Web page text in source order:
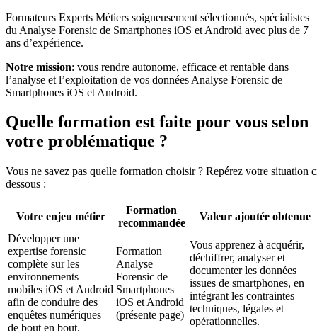
Formateurs Experts Métiers soigneusement sélectionnés, spécialistes
du Analyse Forensic de Smartphones iOS et Android avec plus de 7
ans d’expérience.
Notre mission: vous rendre autonome, efficace et rentable dans
l’analyse et l’exploitation de vos données Analyse Forensic de
Smartphones iOS et Android.
Quelle formation est faite pour vous selon
votre problématique ?
Vous ne savez pas quelle formation choisir ? Repérez votre situation
dessous :
Votre enjeu métier
Formation
recommandée
Valeur ajoutée obtenue
Développer une
expertise forensic
complète sur les
environnements
mobiles iOS et Android
afin de conduire des
enquêtes numériques
de bout en bout.
Formation
Analyse
Forensic de
Smartphones
iOS et Android
(présente page)
Vous apprenez à acquérir,
déchiffrer, analyser et
documenter les données
issues de smartphones, en
intégrant les contraintes
techniques, légales et
opérationnelles.